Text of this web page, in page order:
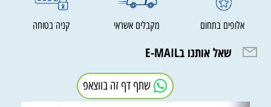
אלופים בתחום מקבלים אשראי קניה בטוחה
שאל אותנו בE-MAIL
שתף דף זה בווצאפ